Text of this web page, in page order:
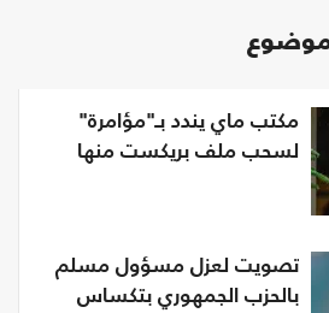
مكتب ماي يندد بـ"مؤامرة"
لسحب ملف بريكست منها
تصويت لعزل مسؤول مسلم
بالحزب الجمهوري بتكساس